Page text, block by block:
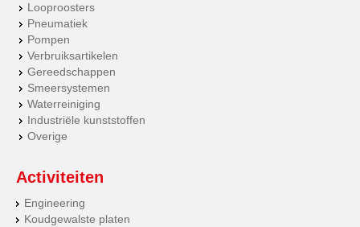
Looproosters
Pneumatiek
Pompen
Verbruiksartikelen
Gereedschappen
Smeersystemen
Waterreiniging
Industriële kunststoffen
Overige
Activiteiten
Engineering
Koudgewalste platen